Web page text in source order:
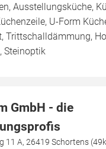
Ausstellungsküche,
U-Form
Trittschalldämmung,
Steinoptik
GmbH - die
11 A, 26419 Schortens